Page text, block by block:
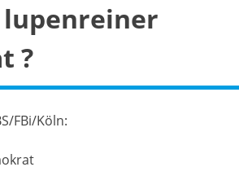
lupenreiner
?
FBi/Köln: